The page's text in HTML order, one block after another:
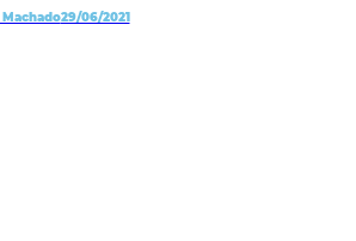
29/06/2021